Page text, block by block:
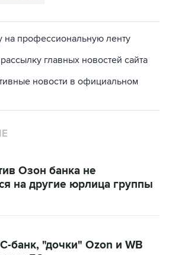
на профессиональную ленту
главных новостей сайта
новости в официальном
Озон банка не
на другие юрлица группы
"дочки" Ozon и WB